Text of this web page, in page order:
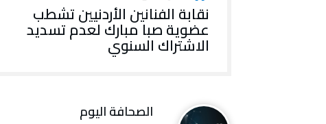
نقابة الفنانين الأردنيين تشطب
عضوية صبا مبارك لعدم تسديد
الاشتراك السنوي